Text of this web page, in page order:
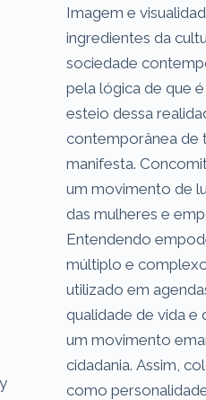
Imagem e
ingredientes da
sociedade
pela lógica de que
esteio dessa
contemporânea de
manifesta.
um movimento de
das mulheres e
Entendendo
múltiplo e
utilizado em
qualidade de vida e
um movimento
cidadania. Assim,
como